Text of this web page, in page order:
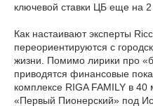
ключевой ставки ЦБ еще на 2
Как настаивают эксперты
переориентируются с
жизни. Помимо лирики про
приводятся финансовые
комплексе RIGA FAMILY в
«Первый Пионерский» под